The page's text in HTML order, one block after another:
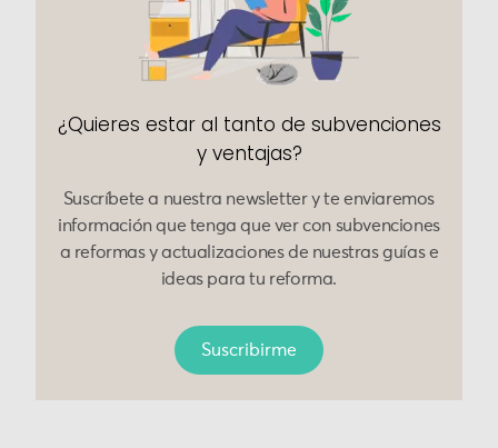
¿Quieres estar al tanto de subvenciones
y ventajas?
Suscríbete a nuestra newsletter y te enviaremos
información que tenga que ver con subvenciones
a reformas y actualizaciones de nuestras guías e
ideas para tu reforma.
Suscribirme